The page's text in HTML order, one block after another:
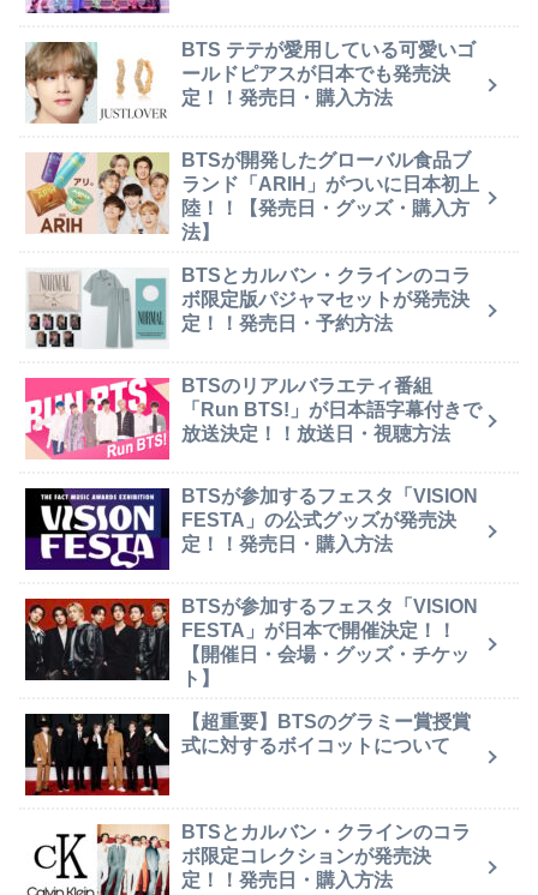
BTS テテが愛用している可愛いゴ
ールドピアスが日本でも発売決
定！！発売日・購入方法
BTSが開発したグローバル食品ブ
ランド「ARIH」がついに日本初上
陸！！【発売日・グッズ・購入方
法】
BTSとカルバン・クラインのコラ
ボ限定版パジャマセットが発売決
定！！発売日・予約方法
BTSのリアルバラエティ番組
「Run BTS!」が日本語字幕付きで
放送決定！！放送日・視聴方法
BTSが参加するフェスタ「VISION
FESTA」の公式グッズが発売決
定！！発売日・購入方法
BTSが参加するフェスタ「VISION
FESTA」が日本で開催決定！！
【開催日・会場・グッズ・チケッ
ト】
【超重要】BTSのグラミー賞授賞
式に対するボイコットについて
BTSとカルバン・クラインのコラ
ボ限定コレクションが発売決
定！！発売日・購入方法